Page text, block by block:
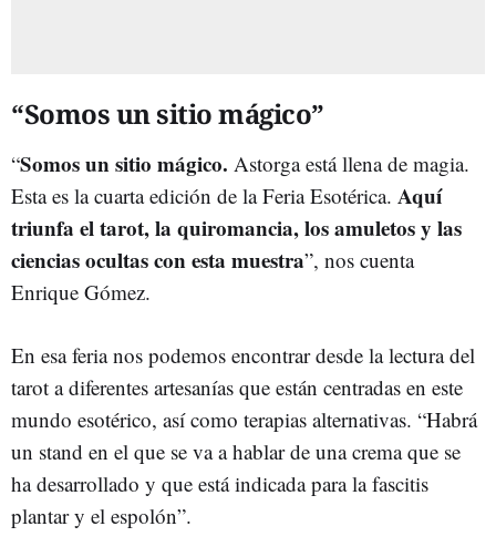
“Somos un sitio mágico”
“Somos un sitio mágico. Astorga está llena de magia.
Esta es la cuarta edición de la Feria Esotérica. Aquí
triunfa el tarot, la quiromancia, los amuletos y las
ciencias ocultas con esta muestra”, nos cuenta
Enrique Gómez.
En esa feria nos podemos encontrar desde la lectura del
tarot a diferentes artesanías que están centradas en este
mundo esotérico, así como terapias alternativas. “Habrá
un stand en el que se va a hablar de una crema que se
ha desarrollado y que está indicada para la fascitis
plantar y el espolón”.